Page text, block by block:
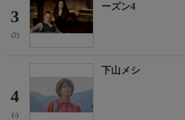
3
(2)
ーズン4
4
(-)
下山メシ